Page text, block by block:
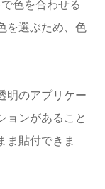
色を合わせる
を選ぶため、色
明のアプリケー
ョンがあること
ま貼付できま